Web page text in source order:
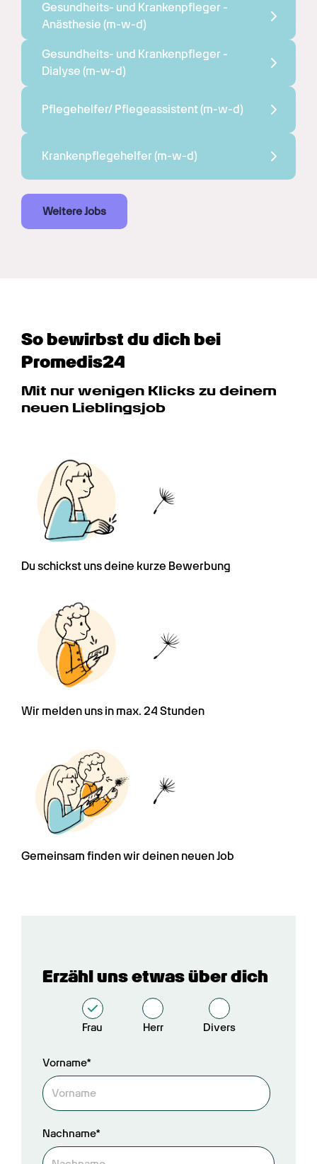
Gesundheits- und Krankenpfleger -
Anästhesie (m-w-d)
Gesundheits- und Krankenpfleger -
Dialyse (m-w-d)
Pflegehelfer/ Pflegeassistent (m-w-d)
Krankenpflegehelfer (m-w-d)
Weitere Jobs
So bewirbst du dich bei
Promedis24
Mit nur wenigen Klicks zu deinem
neuen Lieblingsjob
Du schickst uns deine kurze Bewerbung
Wir melden uns in max. 24 Stunden
Gemeinsam finden wir deinen neuen Job
Erzähl uns etwas über dich
Frau Herr Divers
Vorname*
Nachname*